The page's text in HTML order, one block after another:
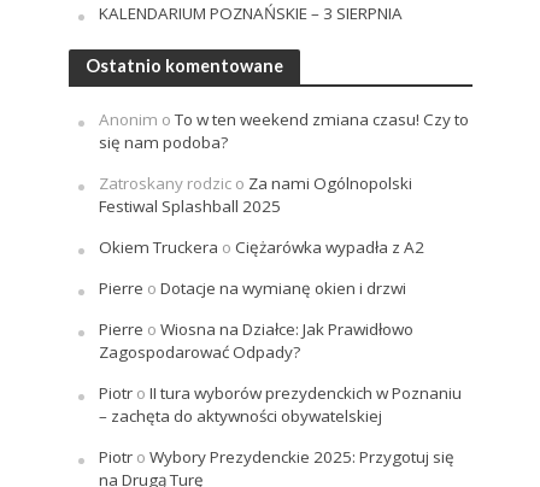
KALENDARIUM POZNAŃSKIE – 3 SIERPNIA
Ostatnio komentowane
Anonim oTo w ten weekend zmiana czasu! Czy to
się nam podoba?
Zatroskany rodzico Za nami Ogólnopolski
Festiwal Splashball 2025
Okiem Truckera o Ciężarówka wypadła z A2
Pierre o Dotacje na wymianę okien i drzwi
Pierre o Wiosna na Działce: Jak Prawidłowo
Zagospodarować Odpady?
Piotro II tura wyborów prezydenckich w Poznaniu
– zachęta do aktywności obywatelskiej
Piotro Wybory Prezydenckie 2025: Przygotuj się
na Drugą Turę